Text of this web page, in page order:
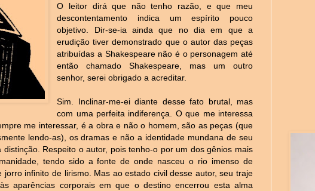
O leitor dirá que não tenho razão, e que meu
descontentamento indica um espírito pouco
objetivo. Dir-se-ia ainda que no dia em que a
erudição tiver demonstrado que o autor das peças
atribuídas a Shakespeare não é o personagem até
então chamado Shakespeare, mas um outro
senhor, serei obrigado a acreditar.
Sim. Inclinar-me-ei diante desse fato brutal, mas
com uma perfeita indiferença. O que me interessa
me interessar, é a obra e não o homem, são as peças (que
lendo-as), os dramas e não a identidade mundana de seu
Respeito o autor, pois tenho-o por um dos gênios mais
tendo sido a fonte de onde nasceu o rio imenso de
jorro infinito de lirismo. Mas ao estado civil desse autor, seu traje
aparências corporais em que o destino encerrou esta alma